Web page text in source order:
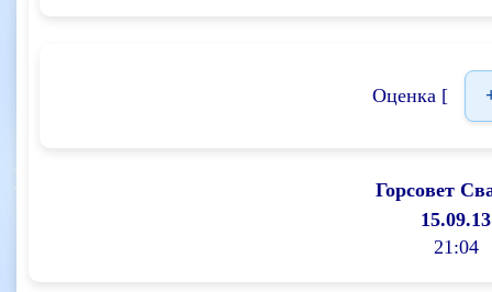
Оценка [
Горсовет
15.09.13
21:04